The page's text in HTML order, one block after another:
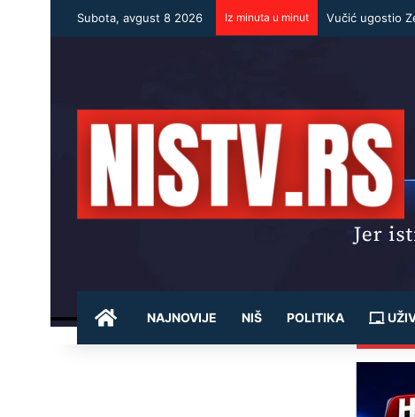
Subota, avgust 8 2026 Iz minuta u minut
POČETNA
NAJNOVIJE NIŠ POLITIKA